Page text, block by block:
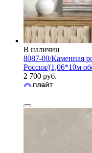
В наличии
8087-00/Каменная
Россия/(1,06*10м
2 700 руб.